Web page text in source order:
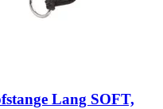
Lang SOFT,